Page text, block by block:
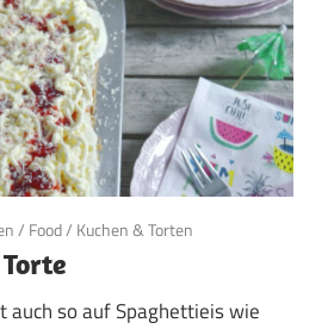
/ Food/ Kuchen & Torten
auch so auf Spaghettieis wie